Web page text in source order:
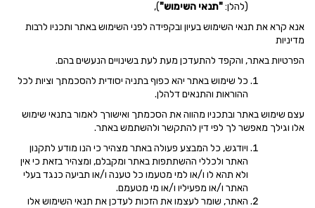
(להלן:"תנאי השימוש"),
אנא קרא את תנאי השימוש בעיון ובקפידה לפני השימוש באתר ותכניו לרבות
מדיניות
הפרטיות באתר, והקפד להתעדכן מעת לעת בשינויים הנעשים בהם.
כל שימוש באתר יהא כפוף בתניה יסודית להסכמתך וציות לכל
ההוראות והתנאים דלהלן.
עצם שימוש באתר ובתכניו מהווה את הסכמתך ואישורך לאמור בתנאי שימוש
אלו וגילך מאפשר לך לפי דין להתקשר ולהשתמש באתר.
ויודגש, כל המבצע פעולה באתר מצהיר כי הנו מודע לתקנון
האתר ולכללי ההשתתפות באתר ומקבלם, ומצהיר בזאת כי אין
ולא תהא לו ו/או למי מטעמו כל טענה ו/או תביעה כנגד בעלי
האתר ו/או מפעיליו ו/או מי מטעמם.
האתר, שומר לעצמו את הזכות לעדכן את תנאי השימוש אלו